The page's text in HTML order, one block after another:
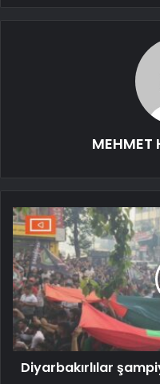
MEHMET
Diyarbakırlılar